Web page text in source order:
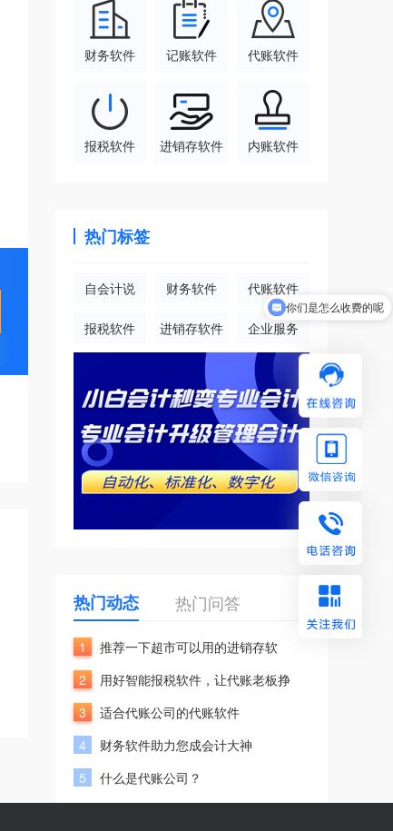
财务软件 记账软件 代账软件
报税软件 进销存软件 内账软件
热门标签
自会计说 财务软件 代账软件
报税软件 进销存软件 企业服务
热门动态 热门问答
1
推荐一下超市可以用的进销存软
2
用好智能报税软件，让代账老板挣
3
适合代账公司的代账软件
4
财务软件助力您成会计大神
5
什么是代账公司？
你们是怎么收费的呢